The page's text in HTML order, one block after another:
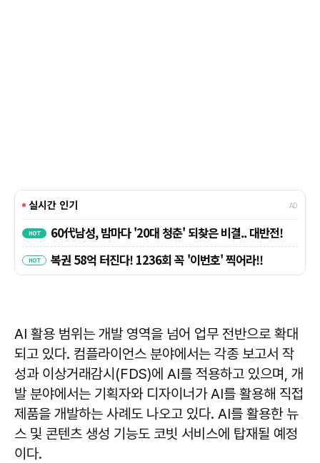
AI 활용 범위는 개발 영역을 넘어 업무 전반으로 확대
되고 있다. 컴플라이언스 분야에서는 각종 보고서 작
성과 이상거래감시(FDS)에 AI를 적용하고 있으며, 개
발 분야에서는 기획자와 디자이너가 AI를 활용해 직접
제품을 개발하는 사례도 나오고 있다. AI를 활용한 뉴
스 및 콘텐츠 생성 기능도 코빗 서비스에 탑재될 예정
이다.